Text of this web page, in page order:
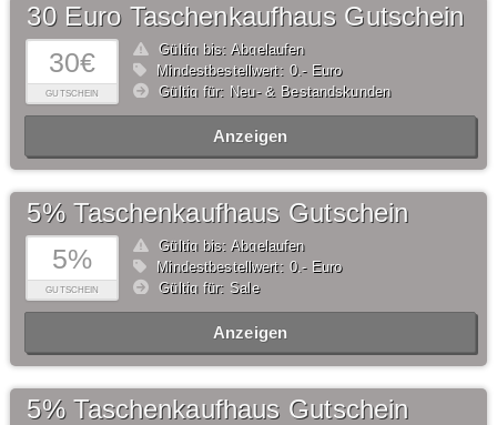
30€
GUTSCHEIN
30 Euro Taschenkaufhaus Gutschein
Gültig bis: Abgelaufen
Mindestbestellwert: 0,- Euro
Gültig für: Neu- & Bestandskunden
Anzeigen
5%
GUTSCHEIN
5% Taschenkaufhaus Gutschein
Gültig bis: Abgelaufen
Mindestbestellwert: 0,- Euro
Gültig für: Sale
Anzeigen
5% Taschenkaufhaus Gutschein